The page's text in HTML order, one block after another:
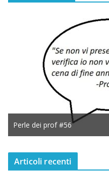
Perle dei prof #56
Articoli recenti